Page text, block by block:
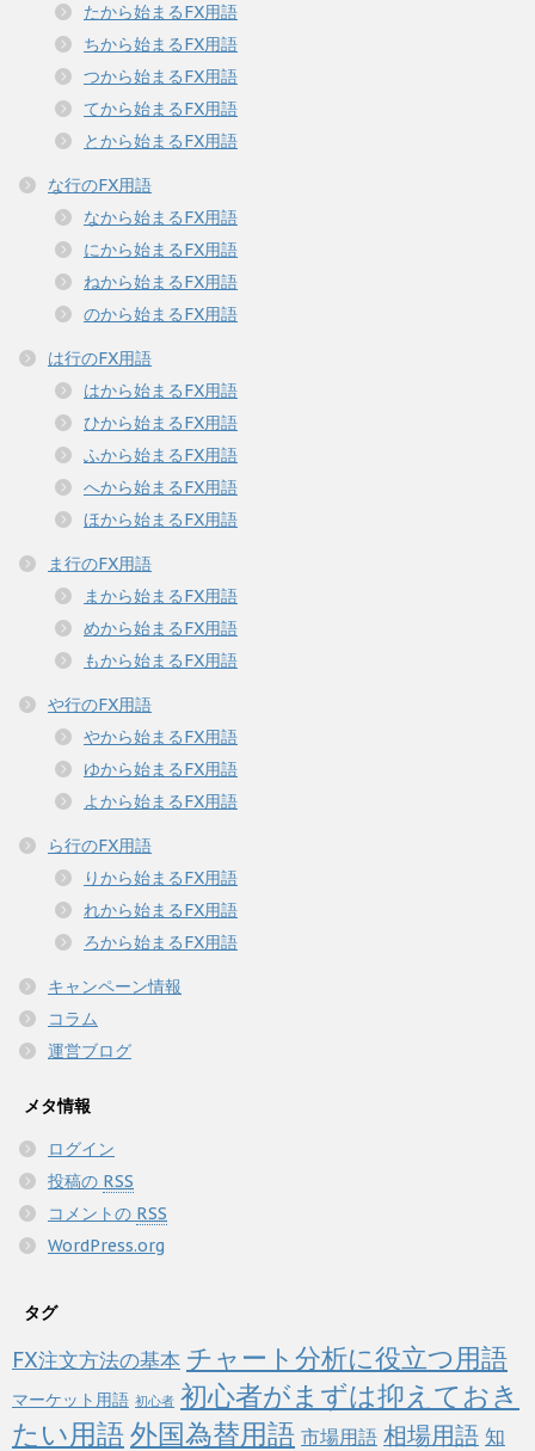
たから始まるFX用語
ちから始まるFX用語
つから始まるFX用語
てから始まるFX用語
とから始まるFX用語
な行のFX用語
なから始まるFX用語
にから始まるFX用語
ねから始まるFX用語
のから始まるFX用語
は行のFX用語
はから始まるFX用語
ひから始まるFX用語
ふから始まるFX用語
へから始まるFX用語
ほから始まるFX用語
ま行のFX用語
まから始まるFX用語
めから始まるFX用語
もから始まるFX用語
や行のFX用語
やから始まるFX用語
ゆから始まるFX用語
よから始まるFX用語
ら行のFX用語
りから始まるFX用語
れから始まるFX用語
ろから始まるFX用語
キャンペーン情報
コラム
運営ブログ
メタ情報
ログイン
投稿の RSS
コメントの RSS
WordPress.org
タグ
FX注文方法の基本 チャート分析に役立つ用語
マーケット用語 初心者 初心者がまずは抑えておき
たい用語外国為替用語 市場用語 相場用語 知